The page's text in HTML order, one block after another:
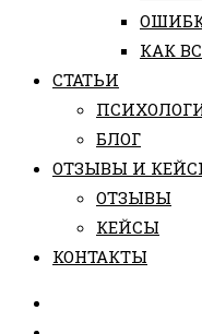
КАК
СТАТЬИ
БЛОГ
ОТЗЫВЫ И
ОТЗЫВЫ
КЕЙСЫ
КОНТАКТЫ